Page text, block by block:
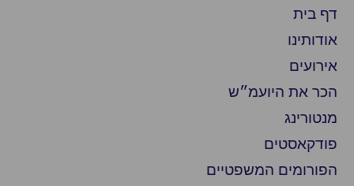
דף בית
אודותינו
אירועים
הכר את היועמ״ש
מנטורינג
פודקאסטים
הפורומים המשפטיים